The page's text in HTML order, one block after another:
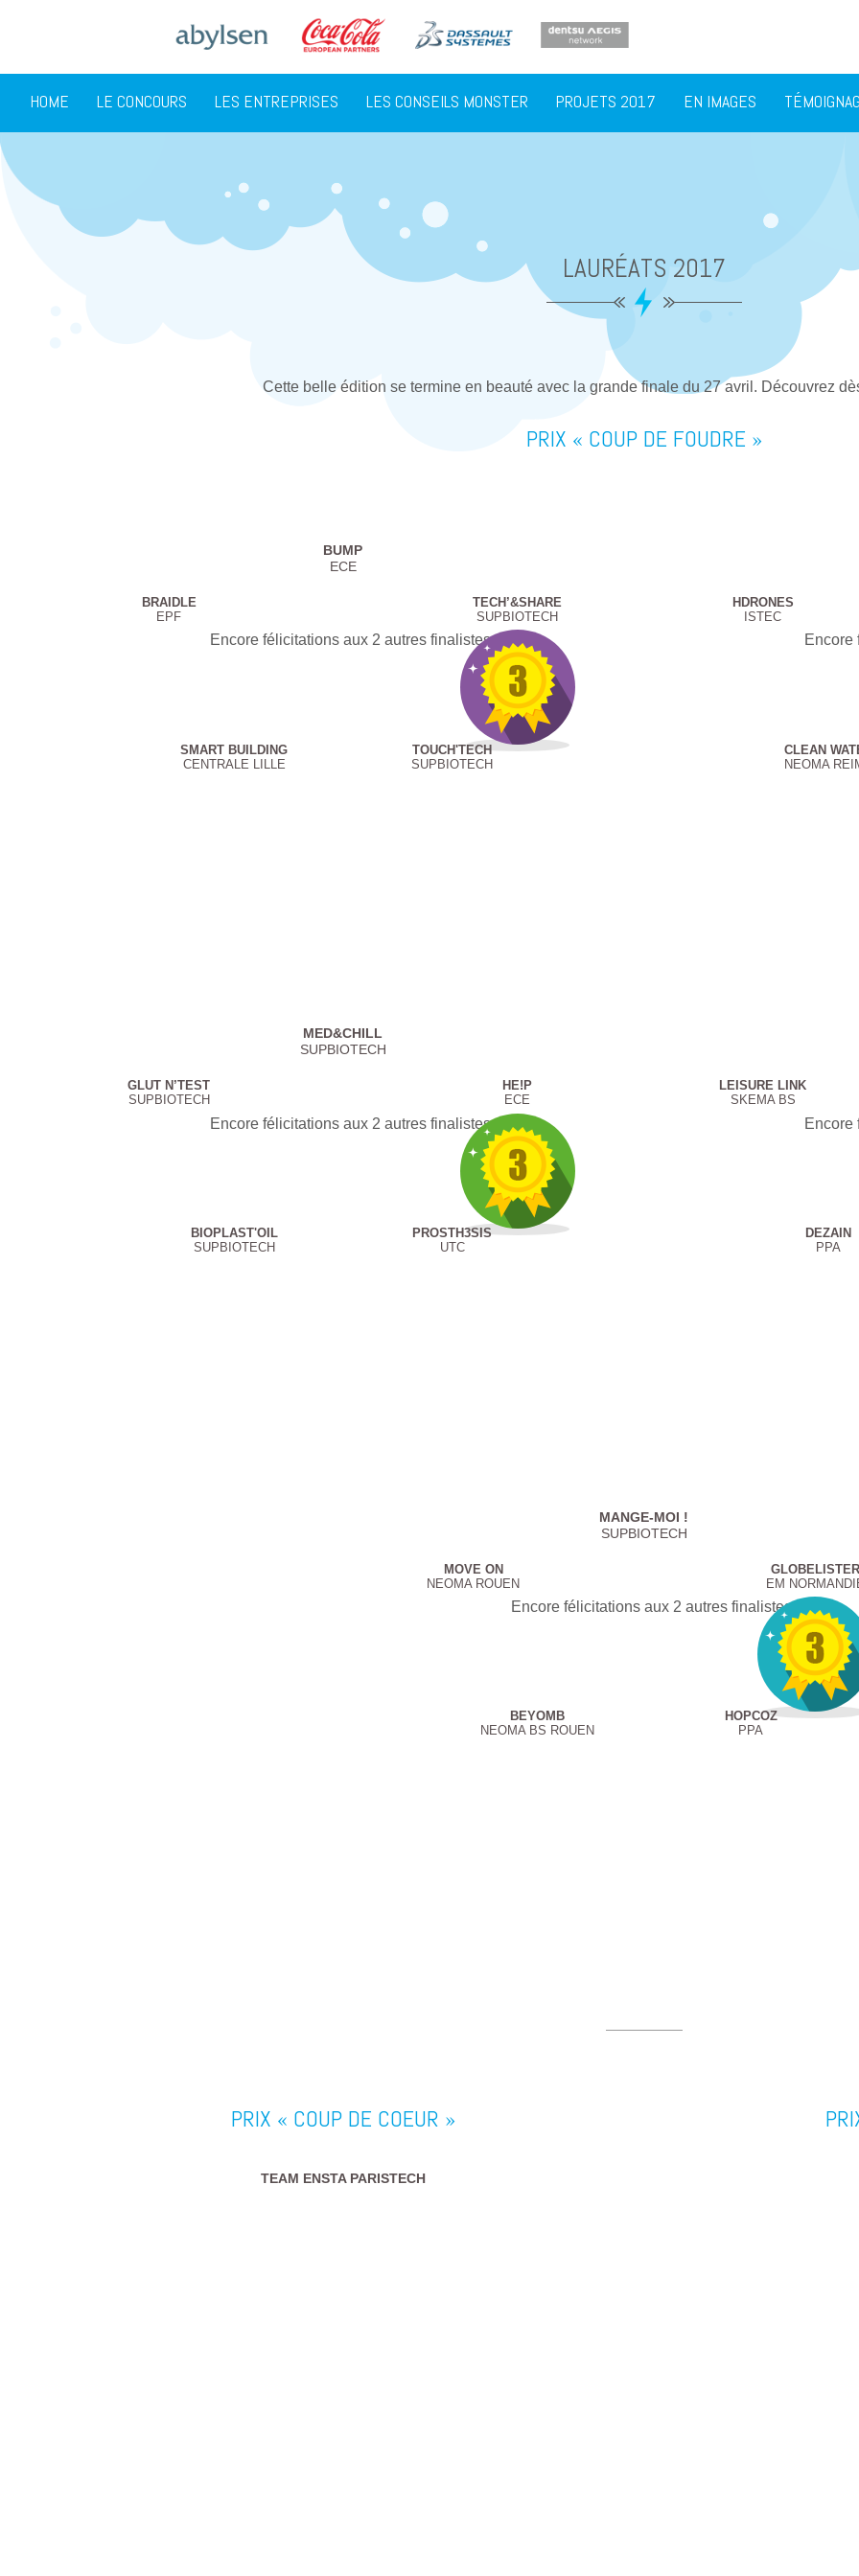
HOME LE CONCOURS LES ENTREPRISES LES CONSEILS MONSTER PROJETS 2017 EN IMAGES
LAURÉATS 2017
Cette belle édition se termine en beauté avec la grande finale du 27 avril. Découvrez
PRIX « COUP DE FOUDRE »
BUMP
ECE
Encore félicitations aux 2 autres finalistes
BRAIDLE
EPF
TECH’&SHARE
SUPBIOTECH
SMART BUILDING
CENTRALE LILLE
TOUCH'TECH
SUPBIOTECH
Encore
HDRONES
ISTEC
CLEAN
NEOMA
MED&CHILL
SUPBIOTECH
Encore félicitations aux 2 autres finalistes
GLUT N’TEST
SUPBIOTECH
HE!P
ECE
BIOPLAST'OIL
SUPBIOTECH
PROSTH3SIS
UTC
Encore
LEISURE LINK
SKEMA BS
DEZAIN
PPA
MANGE-MOI !
SUPBIOTECH
Encore félicitations aux 2 autres finalistes
MOVE ON
NEOMA ROUEN
GLOBELISTER
EM
BEYOMB
NEOMA BS ROUEN
HOPCOZ
PPA
PRIX « COUP DE COEUR »
TEAM ENSTA PARISTECH